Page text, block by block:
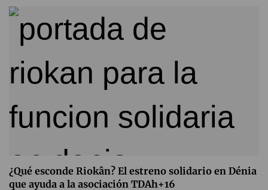
¿Qué esconde Riokân? El estreno solidario en Dénia
que ayuda a la asociación TDAh+16